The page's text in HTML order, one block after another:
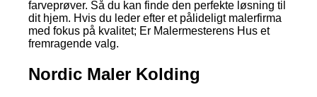
farveprøver. Så du kan finde den perfekte løsning til
dit hjem. Hvis du leder efter et pålideligt malerfirma
med fokus på kvalitet; Er Malermesterens Hus et
fremragende valg.
Nordic Maler Kolding